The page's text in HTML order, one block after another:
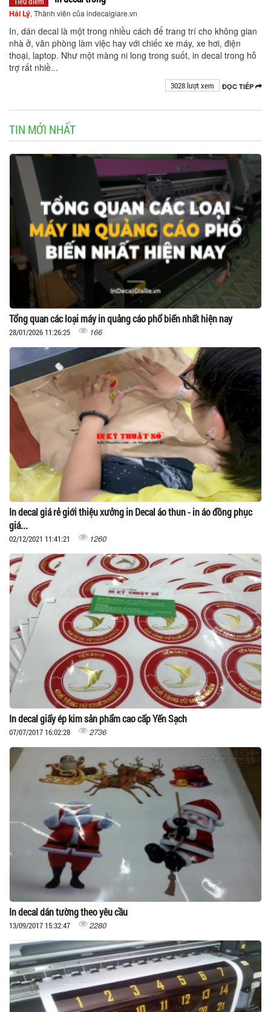
Hải Lý, Thành viên của indecalgiare.vn
In, dán decal là một trong nhiều cách để trang trí cho không gian
nhà ở, văn phòng làm việc hay với chiếc xe máy, xe hơi, điện
thoại, laptop. Như một màng ni long trong suốt, in decal trong hỗ
trợ rất nhiề...
ĐỌC TIẾP
3028 lượt xem
TIN MỚI NHẤT
Tổng quan các loại máy in quảng cáo phổ biến nhất hiện nay
28/01/2026 11:26:25 166
In decal giá rẻ giới thiệu xưởng in Decal áo thun - in áo đồng phục
giá...
02/12/2021 11:41:21 1260
In decal giấy ép kim sản phẩm cao cấp Yến Sạch
07/07/2017 16:02:28 2736
In decal dán tường theo yêu cầu
13/09/2017 15:32:47 2280